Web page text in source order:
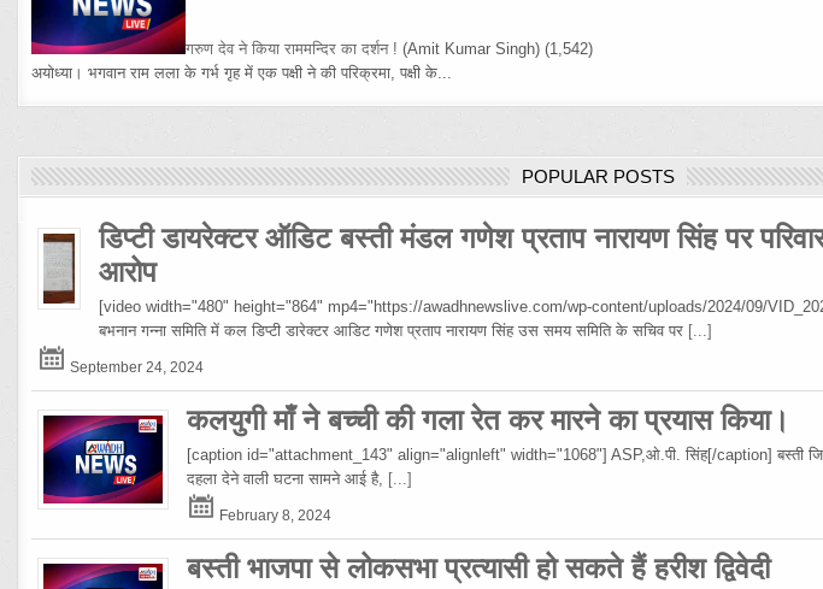
गरुण देव ने किया राममन्दिर का दर्शन ! (Amit Kumar Singh) (1,542)
अयोध्या। भगवान राम लला के गर्भ गृह में एक पक्षी ने की परिक्रमा, पक्षी के...
POPULAR POSTS
डिप्टी डायरेक्टर ऑडिट बस्ती मंडल गणेश प्रताप नारायण सिंह पर
आरोप
[video width="480" height="864" mp4="https://awadhnewslive.com/wp-content/uploads/2024/09/
बभनान गन्ना समिति में कल डिप्टी डारेक्टर आडिट गणेश प्रताप नारायण सिंह उस समय समिति के सचिव पर [...]
September 24, 2024
कलयुगी माँ ने बच्ची की गला रेत कर मारने का प्रयास किया।
[caption id="attachment_143" align="alignleft" width="1068"] ASP,ओ.पी. सिंह[/caption] बस्ती
दहला देने वाली घटना सामने आई है, [...]
February 8, 2024
बस्ती भाजपा से लोकसभा प्रत्यासी हो सकते हैं हरीश द्विवेदी